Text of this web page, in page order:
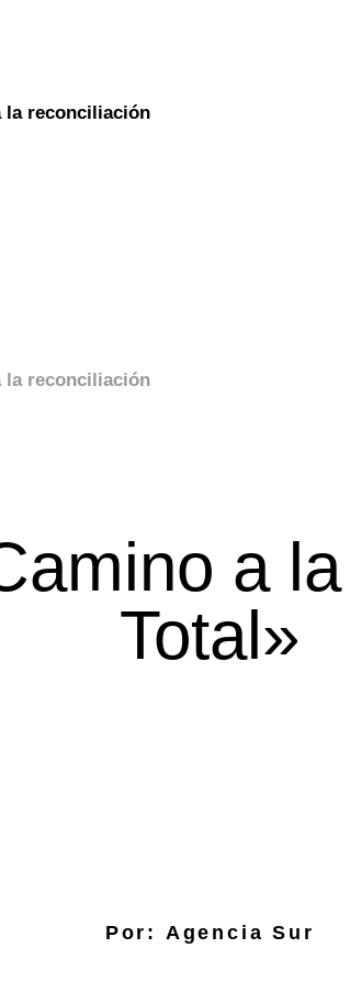
la reconciliación
la reconciliación
a
Total»
Por: Agencia Sur